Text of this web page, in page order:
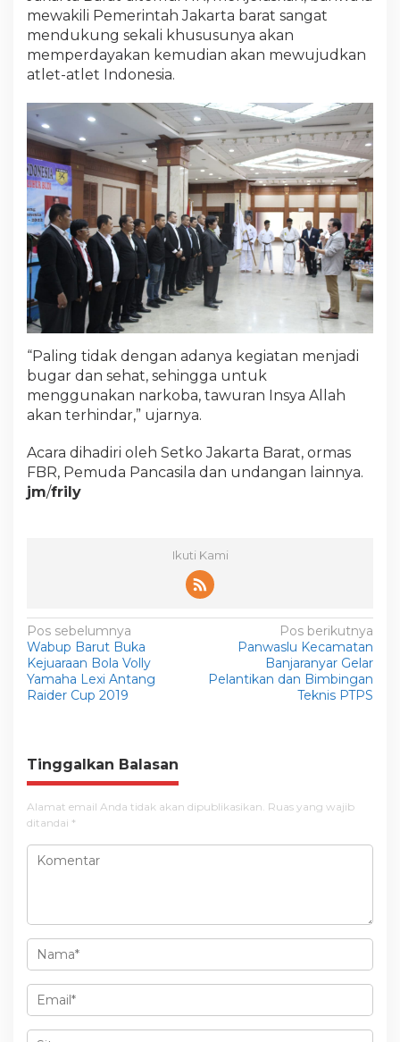
mewakili Pemerintah Jakarta barat sangat
mendukung sekali khususunya akan
memperdayakan kemudian akan mewujudkan
atlet-atlet Indonesia.
“Paling tidak dengan adanya kegiatan menjadi
bugar dan sehat, sehingga untuk
menggunakan narkoba, tawuran Insya Allah
akan terhindar,” ujarnya.
Acara dihadiri oleh Setko Jakarta Barat, ormas
FBR, Pemuda Pancasila dan undangan lainnya.
jm/frily
Ikuti Kami
N
a
v
a
s
i
p
o
Pos sebelumnya
Wabup Barut Buka
Kejuaraan Bola Volly
Yamaha Lexi Antang
Raider Cup 2019
Pos berikutnya
Panwaslu Kecamatan
Banjaranyar Gelar
Pelantikan dan Bimbingan
Teknis PTPS
Tinggalkan Balasan
Alamat email Anda tidak akan dipublikasikan. Ruas yang wajib
ditandai *